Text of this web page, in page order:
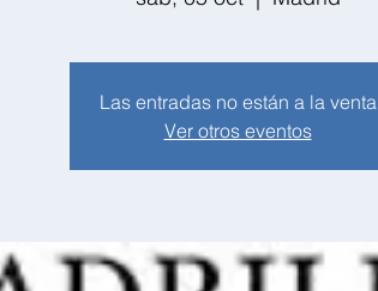
Las entradas no están a la venta
Ver otros eventos